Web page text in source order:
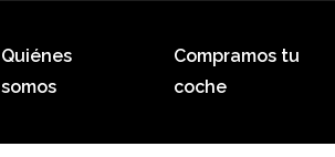
Quiénes
somos
Compramos tu
coche